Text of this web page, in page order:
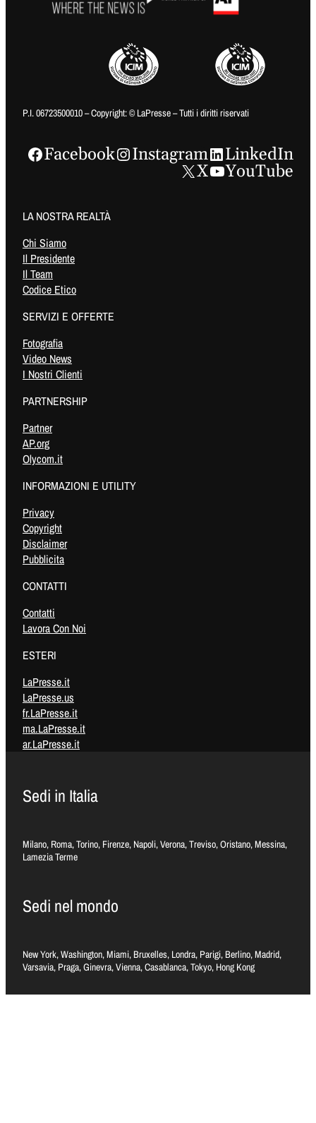
P.I. 06723500010 – Copyright: © LaPresse – Tutti i diritti riservati
Facebook Instagram
LinkedIn
X
YouTube
LA NOSTRA REALTÀ
Chi Siamo
Il Presidente
Il Team
Codice Etico
SERVIZI E OFFERTE
Fotografia
Video News
I Nostri Clienti
PARTNERSHIP
Partner
AP.org
Olycom.it
INFORMAZIONI E UTILITY
Privacy
Copyright
Disclaimer
Pubblicita
CONTATTI
Contatti
Lavora Con Noi
ESTERI
LaPresse.it
LaPresse.us
fr.LaPresse.it
ma.LaPresse.it
ar.LaPresse.it
Sedi in Italia
Milano, Roma, Torino, Firenze, Napoli, Verona, Treviso, Oristano, Messina,
Lamezia Terme
Sedi nel mondo
New York, Washington, Miami, Bruxelles, Londra, Parigi, Berlino, Madrid,
Varsavia, Praga, Ginevra, Vienna, Casablanca, Tokyo, Hong Kong